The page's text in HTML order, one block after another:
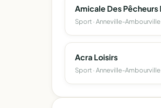
Sport · Anneville-Ambourville
Acra Loisirs
Sport · Anneville-Ambourville